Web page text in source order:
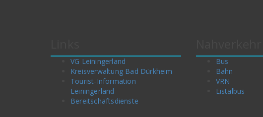
VG Leiningerland
Kreisverwaltung Bad Dürkheim
Tourist-Information
Leiningerland
Bereitschaftsdienste
Bus
Bahn
VRN
Eistalbus